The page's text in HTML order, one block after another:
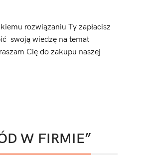
rozwiązaniu Ty zapłacisz
swoją wiedzę na temat
Cię do zakupu naszej
W FIRMIE”